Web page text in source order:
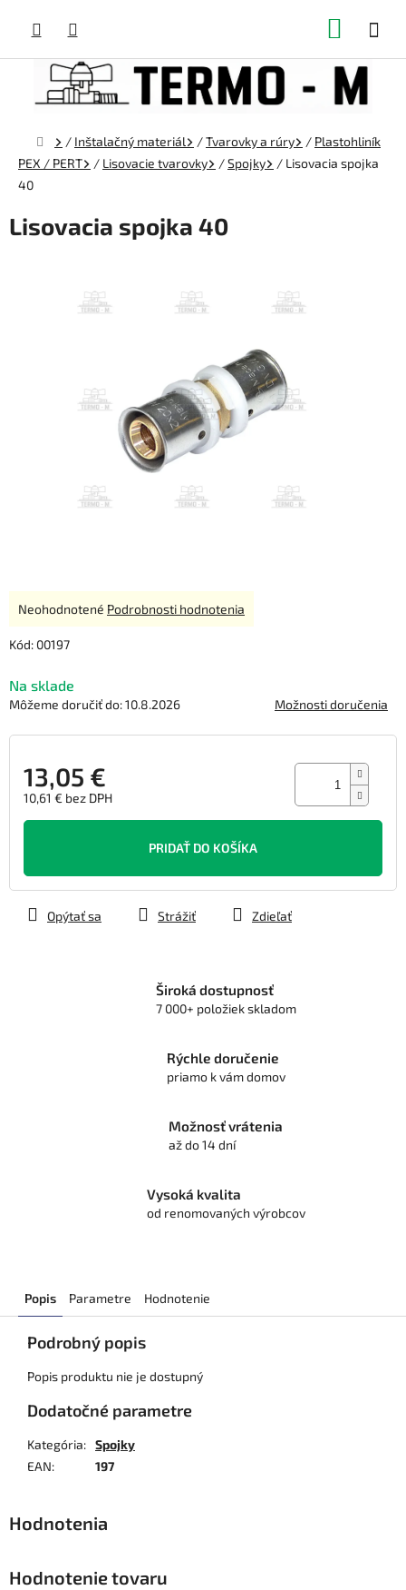
obsah
Domov
/ Inštalačný materiál /Tvarovky a rúry / Plastohliník
PEX / PERT
/ Lisovacie tvarovky /Spojky / Lisovacia spojka
40
Lisovacia spojka 40
Kód: 00197
Na sklade
Môžeme doručiť do:10.8.2026 Možnosti doručenia
13,05 €
10,61 € bez DPH
Jednotková
PRIDAŤ DO KOŠÍKA
Opýtať sa Strážiť Zdieľať
Priemerné
produktu
z
5
Neohodnotené Podrobnosti hodnotenia
Široká dostupnosť
7 000+ položiek skladom
Rýchle doručenie
priamo k vám domov
Možnosť vrátenia
až do 14 dní
Vysoká kvalita
od renomovaných výrobcov
Popis Parametre Hodnotenie
Podrobný popis
Popis produktu nie je dostupný
Dodatočné parametre
Kategória: Spojky
EAN: 197
Hodnotenie tovaru